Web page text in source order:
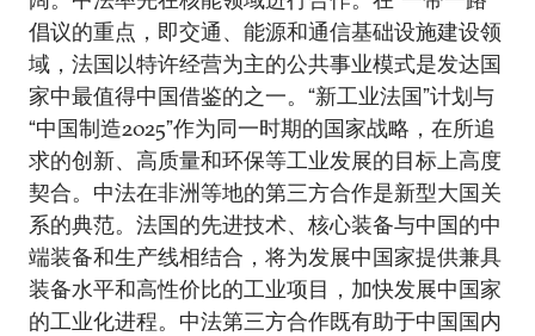
倡议的重点，即交通、能源和通信基础设施建设领
域，法国以特许经营为主的公共事业模式是发达国
家中最值得中国借鉴的之一。“新工业法国”计划与
“中国制造2025”作为同一时期的国家战略，在所追
求的创新、高质量和环保等工业发展的目标上高度
契合。中法在非洲等地的第三方合作是新型大国关
系的典范。法国的先进技术、核心装备与中国的中
端装备和生产线相结合，将为发展中国家提供兼具
装备水平和高性价比的工业项目，加快发展中国家
的工业化进程。中法第三方合作既有助于中国国内